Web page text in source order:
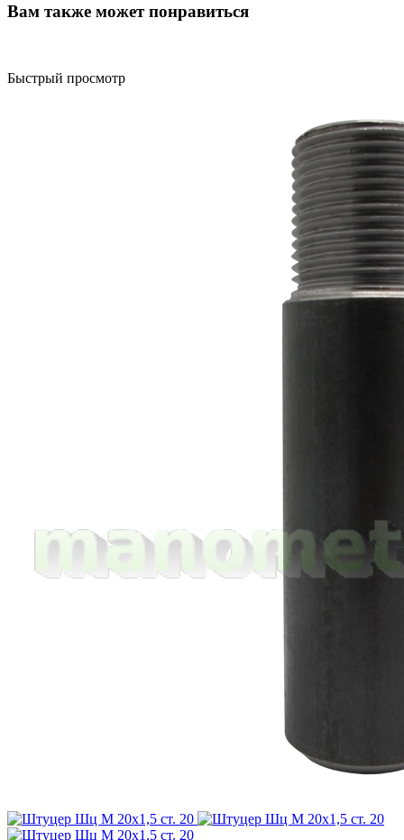
Вам также может понравиться
Быстрый просмотр